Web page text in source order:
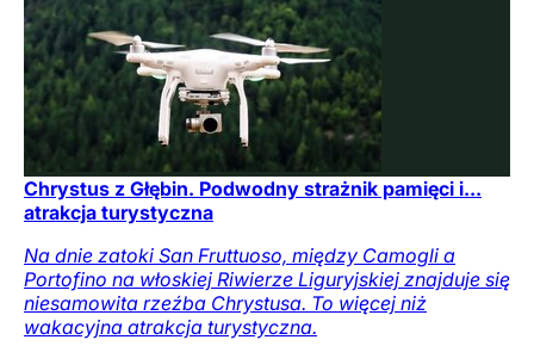
Chrystus z Głębin. Podwodny strażnik pamięci i...
atrakcja turystyczna
Na dnie zatoki San Fruttuoso, między Camogli a
Portofino na włoskiej Riwierze Liguryjskiej znajduje się
niesamowita rzeźba Chrystusa. To więcej niż
wakacyjna atrakcja turystyczna.